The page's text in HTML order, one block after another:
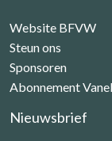
Website BFVW
Steun ons
Sponsoren
Abonnement
Nieuwsbrief